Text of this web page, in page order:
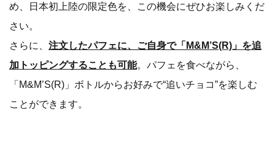
め、日本初上陸の限定色を、この機会にぜひお楽しみくだ
さい。
さらに、 注文したパフェに、ご自身で「M&M’S(R)」を追
加トッピングすることも可能。パフェを食べながら、
「M&M’S(R)」ボトルからお好みで“追いチョコ”を楽しむ
ことができます。